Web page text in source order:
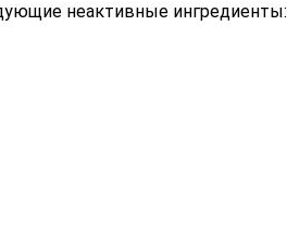
неактивные ингредиенты: